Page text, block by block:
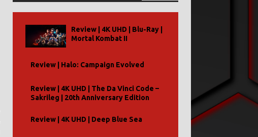
Review | 4K UHD | Blu-Ray |
Mortal Kombat II
Review | Halo: Campaign Evolved
Review | 4K UHD | The Da Vinci Code –
Sakrileg | 20th Anniversary Edition
Review | 4K UHD | Deep Blue Sea